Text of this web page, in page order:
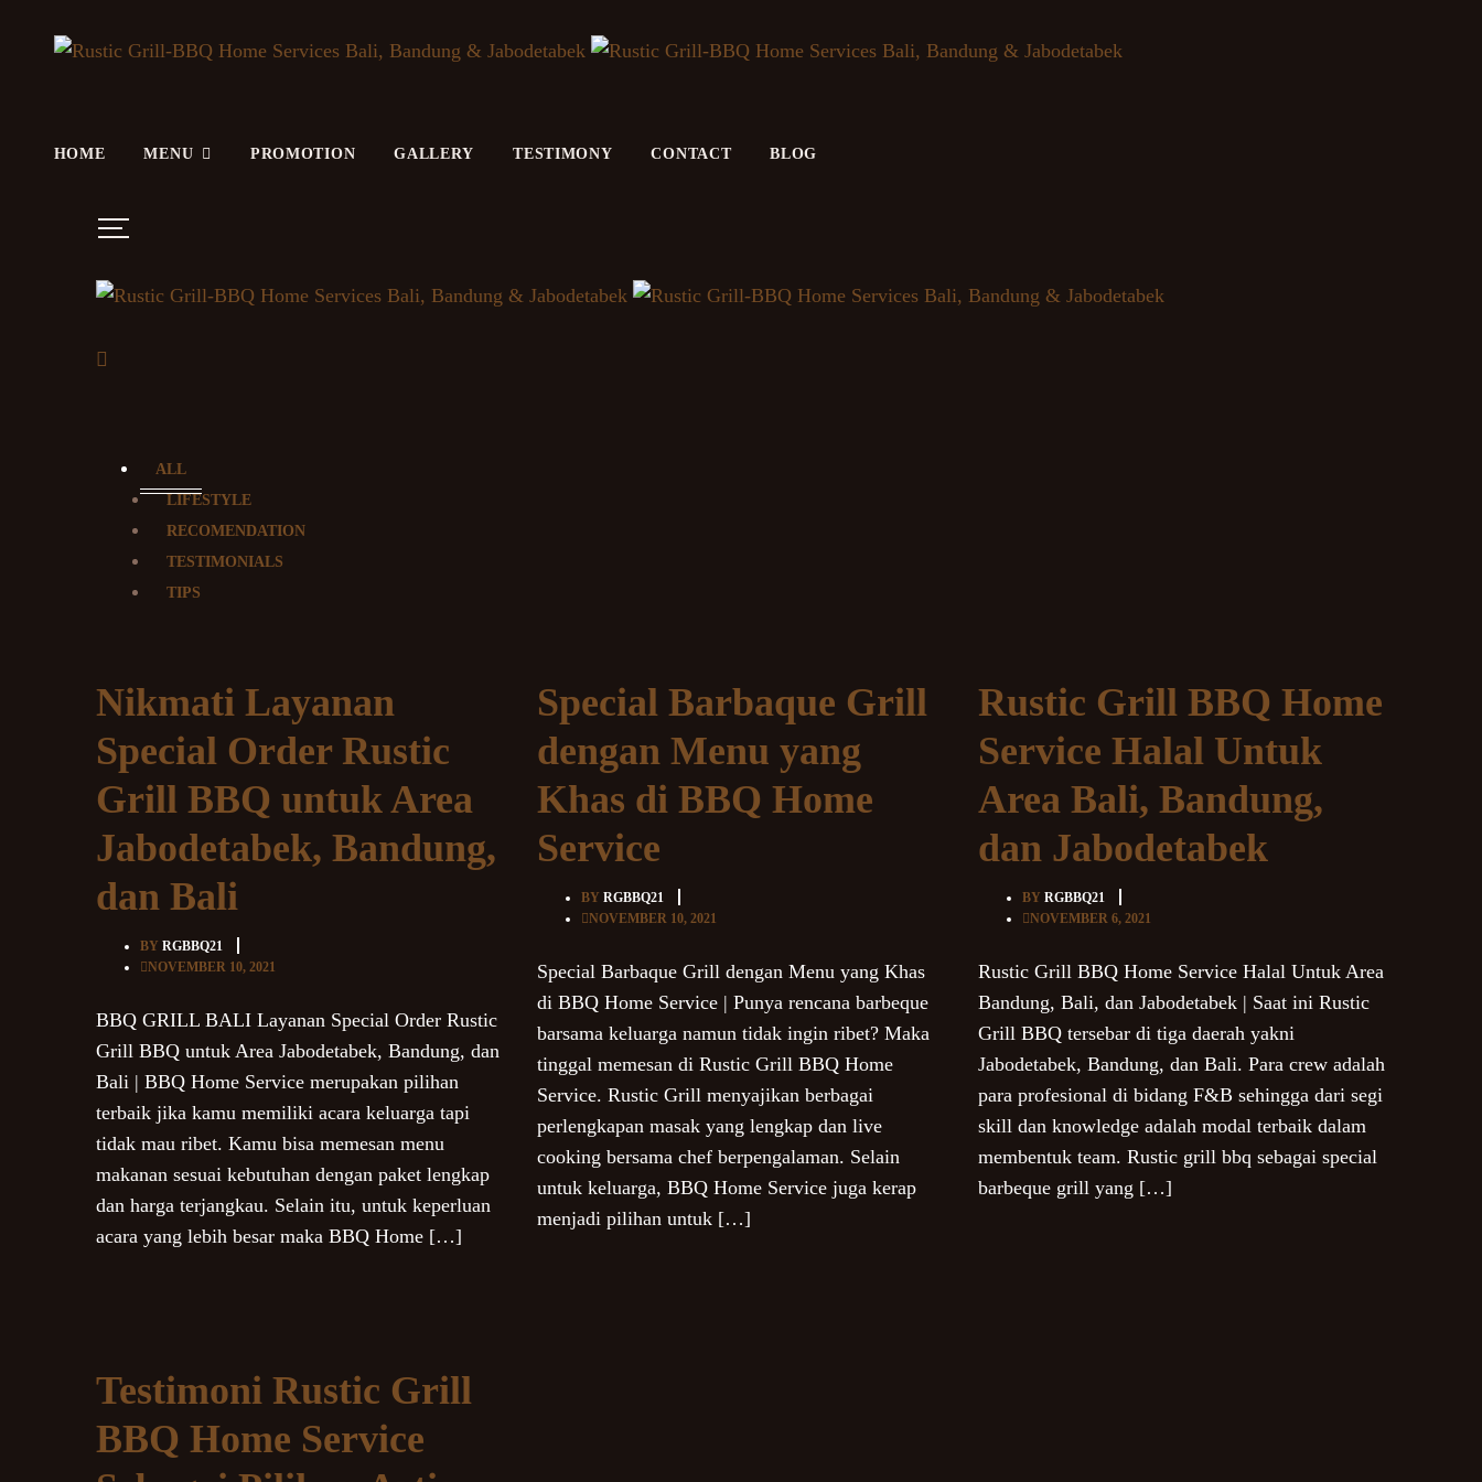
HOME MENU PROMOTION GALLERY TESTIMONY CONTACT BLOG
ALL
LIFESTYLE
RECOMENDATION
TESTIMONIALS
TIPS
Nikmati Layanan
Special Order Rustic
Grill BBQ untuk Area
Jabodetabek, Bandung,
dan Bali
BY RGBBQ21
NOVEMBER 10, 2021
BBQ GRILL BALI Layanan Special Order Rustic
Grill BBQ untuk Area Jabodetabek, Bandung, dan
Bali | BBQ Home Service merupakan pilihan
terbaik jika kamu memiliki acara keluarga tapi
tidak mau ribet. Kamu bisa memesan menu
makanan sesuai kebutuhan dengan paket lengkap
dan harga terjangkau. Selain itu, untuk keperluan
acara yang lebih besar maka BBQ Home […]
Special Barbaque Grill
dengan Menu yang
Khas di BBQ Home
Service
BY RGBBQ21
NOVEMBER 10, 2021
Special Barbaque Grill dengan Menu yang Khas
di BBQ Home Service | Punya rencana barbeque
barsama keluarga namun tidak ingin ribet? Maka
tinggal memesan di Rustic Grill BBQ Home
Service. Rustic Grill menyajikan berbagai
perlengkapan masak yang lengkap dan live
cooking bersama chef berpengalaman. Selain
untuk keluarga, BBQ Home Service juga kerap
menjadi pilihan untuk […]
Rustic Grill BBQ Home
Service Halal Untuk
Area Bali, Bandung,
dan Jabodetabek
BY RGBBQ21
NOVEMBER 6, 2021
Rustic Grill BBQ Home Service Halal Untuk Area
Bandung, Bali, dan Jabodetabek | Saat ini Rustic
Grill BBQ tersebar di tiga daerah yakni
Jabodetabek, Bandung, dan Bali. Para crew adalah
para profesional di bidang F&B sehingga dari segi
skill dan knowledge adalah modal terbaik dalam
membentuk team. Rustic grill bbq sebagai special
barbeque grill yang […]
Testimoni Rustic Grill
BBQ Home Service